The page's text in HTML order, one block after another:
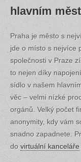
hlavním
Praha je město s
jde o místo s nejvíce
společnosti v Praze
to nejen díky
sídlo v našem
věc – velmi nízké
orgánů. Velký počet
anonymity, kdy vám
snadno zapadnete.
do virtuální kanceláře